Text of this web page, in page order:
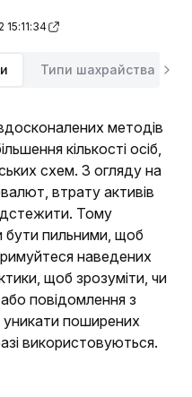
Типи шахрайства в
методів
кількості осіб,
схем. З огляду на
втрату активів
Тому
бути пильними, щоб
наведених
щоб зрозуміти, чи
повідомлення з
уникати поширених
використовуються.